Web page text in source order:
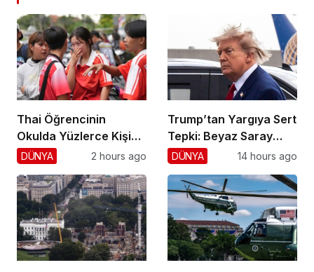
Thai Öğrencinin
Okulda Yüzlerce Kişiyi
Vurdu!
DÜNYA 2 hours ago
Trump’tan Yargıya Sert
Tepki: Beyaz Saray
Krizi!
DÜNYA 14 hours ago